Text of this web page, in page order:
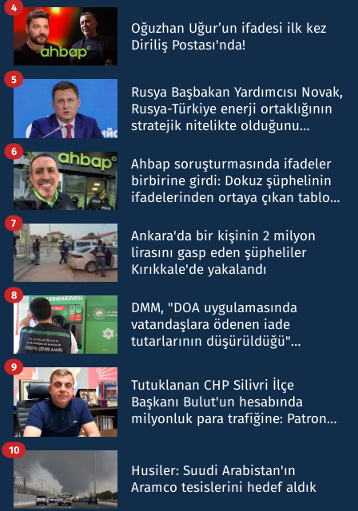
Oğuzhan Uğur’un ifadesi ilk kez
Diriliş Postası'nda!
4
Rusya Başbakan Yardımcısı Novak,
Rusya-Türkiye enerji ortaklığının
stratejik nitelikte olduğunu
5
Ahbap soruşturmasında ifadeler
birbirine girdi: Dokuz şüphelinin
ifadelerinden ortaya çıkan tablo
6
Ankara'da bir kişinin 2 milyon
lirasını gasp eden şüpheliler
Kırıkkale'de yakalandı
7
DMM, "DOA uygulamasında
vatandaşlara ödenen iade
tutarlarının düşürüldüğü"
8
Tutuklanan CHP Silivri İlçe
Başkanı Bulut'un hesabında
milyonluk para trafiğine: Patron
9
Husiler: Suudi Arabistan'ın
Aramco tesislerini hedef aldık
10